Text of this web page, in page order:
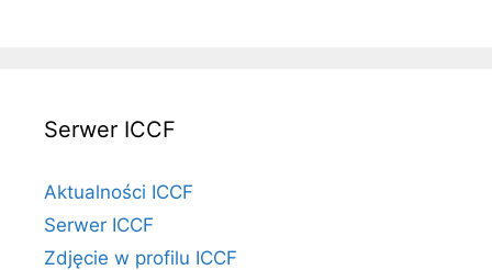
Serwer ICCF
Aktualności ICCF
Serwer ICCF
Zdjęcie w profilu ICCF